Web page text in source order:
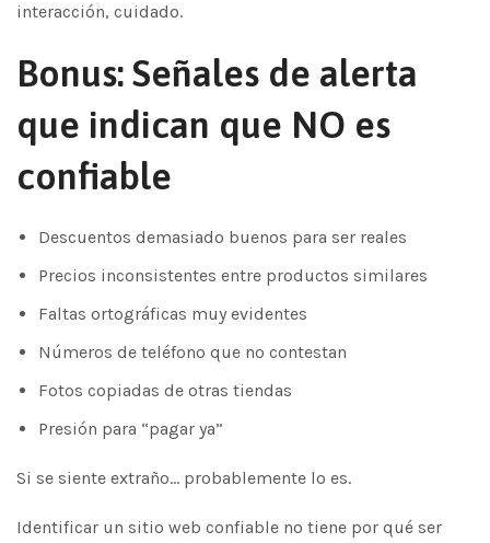
interacción, cuidado.
Bonus: Señales de alerta
que indican que NO es
confiable
Descuentos demasiado buenos para ser reales
Precios inconsistentes entre productos similares
Faltas ortográficas muy evidentes
Números de teléfono que no contestan
Fotos copiadas de otras tiendas
Presión para “pagar ya”
Si se siente extraño… probablemente lo es.
Identificar un sitio web confiable no tiene por qué ser